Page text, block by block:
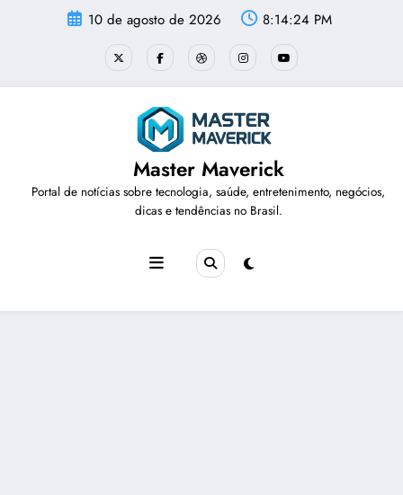
10 de agosto de 2026 8:14:24 PM
Master Maverick
Portal de notícias sobre tecnologia, saúde, entretenimento, negócios,
dicas e tendências no Brasil.